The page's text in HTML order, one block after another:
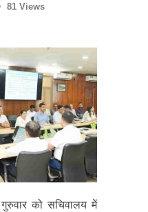
81 Views
को सचिवालय में